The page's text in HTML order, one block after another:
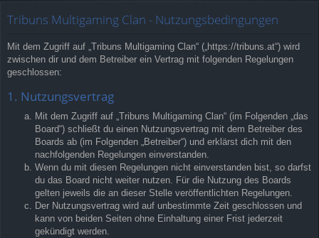
rif
f
n
Tribuns Multigaming Clan - Nutzungsbedingungen
Mit dem Zugriff auf „Tribuns Multigaming Clan“ („https://tribuns.at“) wird
zwischen dir und dem Betreiber ein Vertrag mit folgenden Regelungen
geschlossen:
1. Nutzungsvertrag
Mit dem Zugriff auf „Tribuns Multigaming Clan“ (im Folgenden „das
Board“) schließt du einen Nutzungsvertrag mit dem Betreiber des
Boards ab (im Folgenden „Betreiber“) und erklärst dich mit den
nachfolgenden Regelungen einverstanden.
Wenn du mit diesen Regelungen nicht einverstanden bist, so darfst
du das Board nicht weiter nutzen. Für die Nutzung des Boards
gelten jeweils die an dieser Stelle veröffentlichten Regelungen.
Der Nutzungsvertrag wird auf unbestimmte Zeit geschlossen und
kann von beiden Seiten ohne Einhaltung einer Frist jederzeit
gekündigt werden.